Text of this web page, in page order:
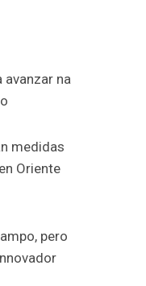
avanzar na
medidas
Oriente
pero